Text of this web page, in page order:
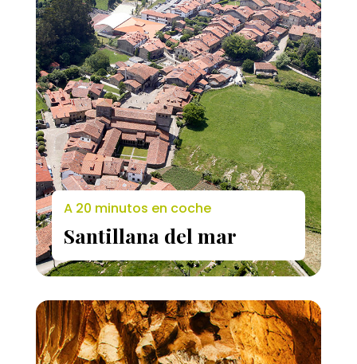
A 20 minutos en coche
Santillana del mar